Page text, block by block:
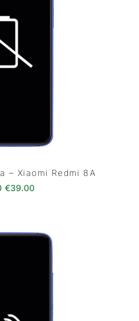
– Xiaomi Redmi 8A
O preço original era: €49.00.
€39.00O preço atual é: